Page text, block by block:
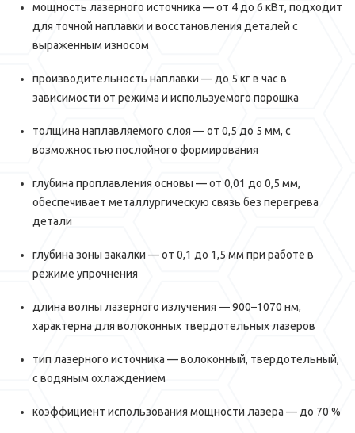
мощность лазерного источника — от 4 до 6 кВт, подходит
для точной наплавки и восстановления деталей с
выраженным износом
производительность наплавки — до 5 кг в час в
зависимости от режима и используемого порошка
толщина наплавляемого слоя — от 0,5 до 5 мм, с
возможностью послойного формирования
глубина проплавления основы — от 0,01 до 0,5 мм,
обеспечивает металлургическую связь без перегрева
детали
глубина зоны закалки — от 0,1 до 1,5 мм при работе в
режиме упрочнения
длина волны лазерного излучения — 900–1070 нм,
характерна для волоконных твердотельных лазеров
тип лазерного источника — волоконный, твердотельный,
с водяным охлаждением
коэффициент использования мощности лазера — до 70 %